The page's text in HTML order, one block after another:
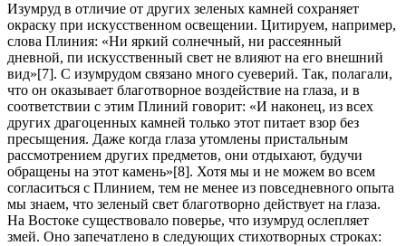
Изумруд в отличие от других зеленых камней сохраняет
окраску при искусственном освещении. Цитируем, например,
слова Плиния: «Ни яркий солнечный, ни рассеянный
дневной, пи искусственный свет не влияют на его внешний
вид»[7]. С изумрудом связано много суеверий. Так, полагали,
что он оказывает благотворное воздействие на глаза, и в
соответствии с этим Плиний говорит: «И наконец, из всех
других драгоценных камней только этот питает взор без
пресыщения. Даже когда глаза утомлены пристальным
рассмотрением других предметов, они отдыхают, будучи
обращены на этот камень»[8]. Хотя мы и не можем во всем
согласиться с Плинием, тем не менее из повседневного опыта
мы знаем, что зеленый свет благотворно действует на глаза.
На Востоке существовало поверье, что изумруд ослепляет
змей. Оно запечатлено в следующих стихотворных строках: